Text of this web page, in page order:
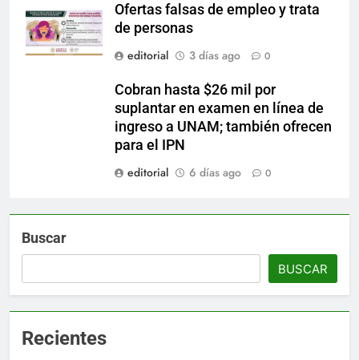
Ofertas falsas de empleo y trata
de personas
editorial
3 días ago 0
Cobran hasta $26 mil por
suplantar en examen en línea de
ingreso a UNAM; también ofrecen
para el IPN
editorial
6 días ago 0
Buscar
BUSCAR
Recientes